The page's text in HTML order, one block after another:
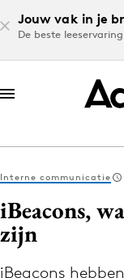
Jouw vak in je
De beste
Log in
Volg het
Interne communicatie
iBeacons,
zijn
iBeacons